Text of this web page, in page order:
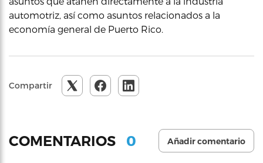
automotriz, así como asuntos relacionados a la
economía general de Puerto Rico.
Compartir
COMENTARIOS 0 Añadir comentario